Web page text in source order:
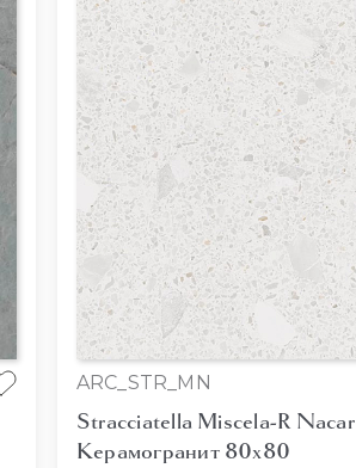
ARC_STR_MN
Stracciatella Miscela-R Nacar
Керамогранит 80x80